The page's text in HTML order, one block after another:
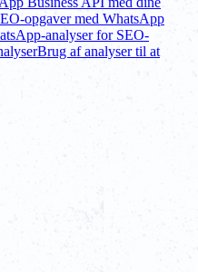
opgaver med WhatsApp
analyser for SEO-
Brug af analyser til at